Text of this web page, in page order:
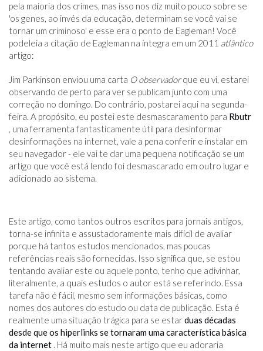
pela maioria dos crimes, mas isso nos diz muito pouco sobre se
'os genes, ao invés da educação, determinam se você vai se
tornar um criminoso' e esse era o ponto de Eagleman! Você
podeleia a citação de Eagleman na íntegra em um 2011 atlântico
artigo:
Jim Parkinson enviou uma carta O observadorque eu vi, estarei
observando de perto para ver se publicam junto com uma
correção no domingo. Do contrário, postarei aqui na segunda-
feira. A propósito, eu postei este desmascaramento para Rbutr
, uma ferramenta fantasticamente útil para desinformar
desinformações na internet, vale a pena conferir e instalar em
seu navegador - ele vai te dar uma pequena notificação se um
artigo que você está lendo foi desmascarado em outro lugar e
adicionado ao sistema.
Este artigo, como tantos outros escritos para jornais antigos,
torna-se infinita e assustadoramente mais difícil de avaliar
porque há tantos estudos mencionados, mas poucas
referências reais são fornecidas. Isso significa que, se estou
tentando avaliar este ou aquele ponto, tenho que adivinhar,
literalmente, a quais estudos o autor está se referindo. Essa
tarefa não é fácil, mesmo sem informações básicas, como
nomes dos autores do estudo ou data de publicação. Esta é
realmente uma situação trágica para se estarduas décadas
desde que os hiperlinks se tornaram uma característica básica
da internet . Há muito mais neste artigo que eu adoraria